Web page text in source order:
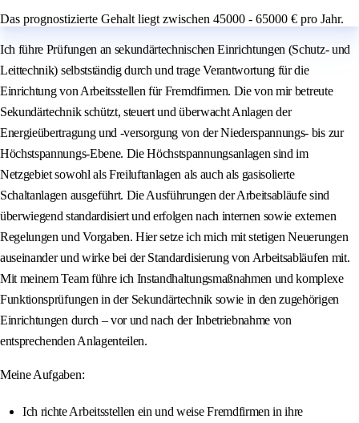
Das prognostizierte Gehalt liegt zwischen 45000 - 65000 € pro Jahr.
Ich führe Prüfungen an sekundärtechnischen Einrichtungen (Schutz- und
Leittechnik) selbstständig durch und trage Verantwortung für die
Einrichtung von Arbeitsstellen für Fremdfirmen. Die von mir betreute
Sekundärtechnik schützt, steuert und überwacht Anlagen der
Energieübertragung und -versorgung von der Niederspannungs- bis zur
Höchstspannungs-Ebene. Die Höchstspannungsanlagen sind im
Netzgebiet sowohl als Freiluftanlagen als auch als gasisolierte
Schaltanlagen ausgeführt. Die Ausführungen der Arbeitsabläufe sind
überwiegend standardisiert und erfolgen nach internen sowie externen
Regelungen und Vorgaben. Hier setze ich mich mit stetigen Neuerungen
auseinander und wirke bei der Standardisierung von Arbeitsabläufen mit.
Mit meinem Team führe ich Instandhaltungsmaßnahmen und komplexe
Funktionsprüfungen in der Sekundärtechnik sowie in den zugehörigen
Einrichtungen durch – vor und nach der Inbetriebnahme von
entsprechenden Anlagenteilen.
Meine Aufgaben:
Ich richte Arbeitsstellen ein und weise Fremdfirmen in ihre